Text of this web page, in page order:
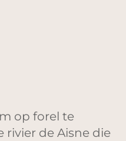
op forel te
rivier de Aisne die